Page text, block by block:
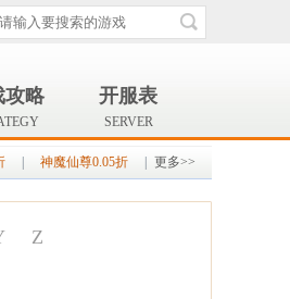
攻略 开服表
SERVER
神魔仙尊0.05折 更多>>
Z